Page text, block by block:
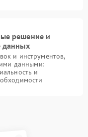
решение и
данных
и инструментов,
данными:
и